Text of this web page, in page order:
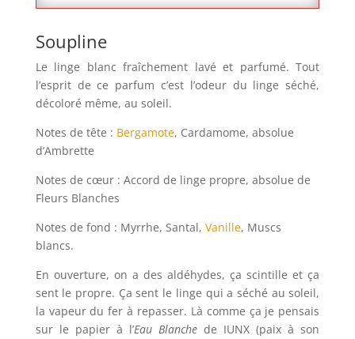
Soupline
Le linge blanc fraîchement lavé et parfumé. Tout
l’esprit de ce parfum c’est l’odeur du linge séché,
décoloré même, au soleil.
Notes de tête : Bergamote, Cardamome, absolue
d’Ambrette
Notes de cœur : Accord de linge propre, absolue de
Fleurs Blanches
Notes de fond : Myrrhe, Santal, Vanille, Muscs
blancs.
En ouverture, on a des aldéhydes, ça scintille et ça
sent le propre. Ça sent le linge qui a séché au soleil,
la vapeur du fer à repasser. Là comme ça je pensais
sur le papier à l’Eau Blanche de IUNX (paix à son